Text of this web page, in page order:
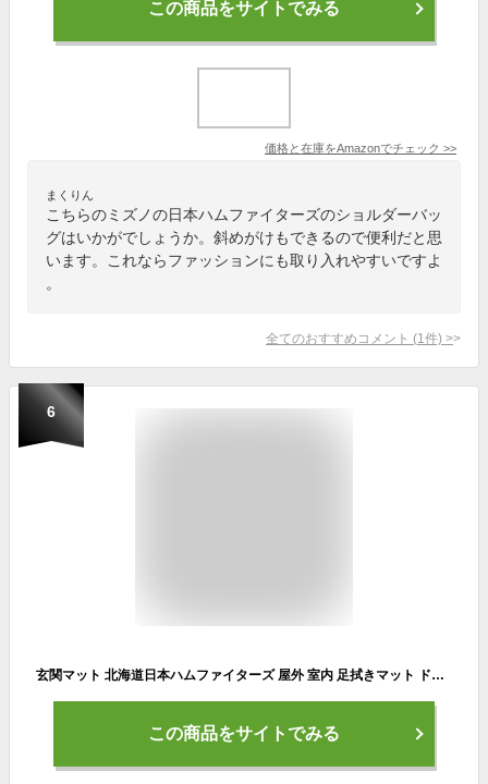
この商品をサイトでみる
価格と在庫をAmazonでチェック >>
まくりん
こちらのミズノの日本ハムファイターズのショルダーバッ
グはいかがでしょうか。斜めがけもできるので便利だと思
います。これならファッションにも取り入れやすいですよ
。
全てのおすすめコメント (1 件) >
6
玄関マット 北海道日本ハムファイターズ 屋外 室内 足拭きマット ドアマット 滑り止め 泥落とし 可愛い 洗える ふわふわ おしゃれ 廊下 洗面所 吸水 耐摩耗 防臭 人気 誕生日 プレゼント 40×60cm
この商品をサイトでみる